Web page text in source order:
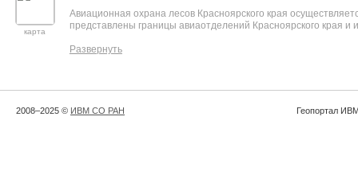
карта
Авиационная охрана лесов Красноярского края
представлены границы авиаотделений Красноярского края и
Развернуть
2008–2025 © ИВМ СО РАН Геопортал